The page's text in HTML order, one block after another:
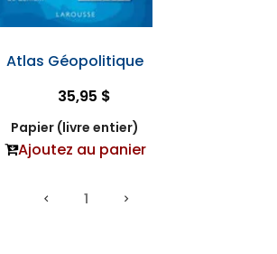
Atlas Géopolitique
35,95 $
Papier (livre entier)
Ajoutez au panier
1